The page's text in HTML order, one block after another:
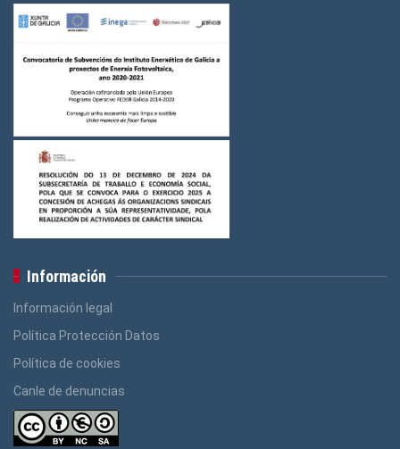
Información
Información legal
Política Protección Datos
Política de cookies
Canle de denuncias